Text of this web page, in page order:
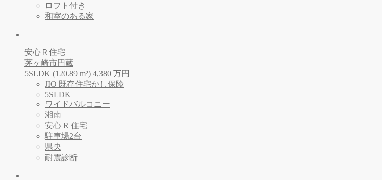
ロフト付き
和室のある家
安心Ｒ住宅
茅ヶ崎市円蔵
5SLDK (120.89 m²) 4,380 万円
JIO 既存住宅かし保険
5SLDK
ワイドバルコニー
湘南
安心 R 住宅
駐車場2台
県央
耐震診断